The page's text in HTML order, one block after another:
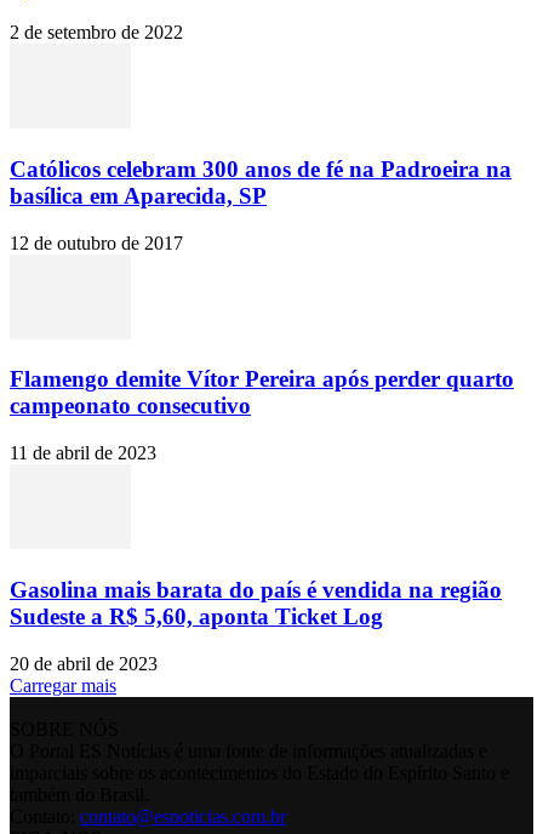
2 de setembro de 2022
Católicos celebram 300 anos de fé na Padroeira na
basílica em Aparecida, SP
12 de outubro de 2017
Flamengo demite Vítor Pereira após perder quarto
campeonato consecutivo
11 de abril de 2023
Gasolina mais barata do país é vendida na região
Sudeste a R$ 5,60, aponta Ticket Log
20 de abril de 2023
Carregar mais
contato@esnoticias.com.br